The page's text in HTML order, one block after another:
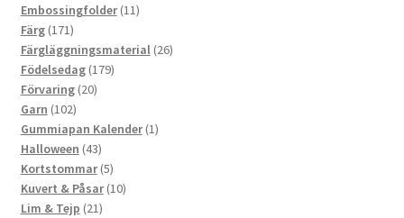
produkter
Embossingfolder 1111
Färg 171171
produkter
Färgläggningsmaterial 2626
Födelsedag 179179
Förvaring 2020
Garn 102102
produkter
Gummiapan Kalender 11
Halloween 4343
produkter
Kortstommar 55
produkter
Kuvert & Påsar 1010
Lim & Tejp 2121